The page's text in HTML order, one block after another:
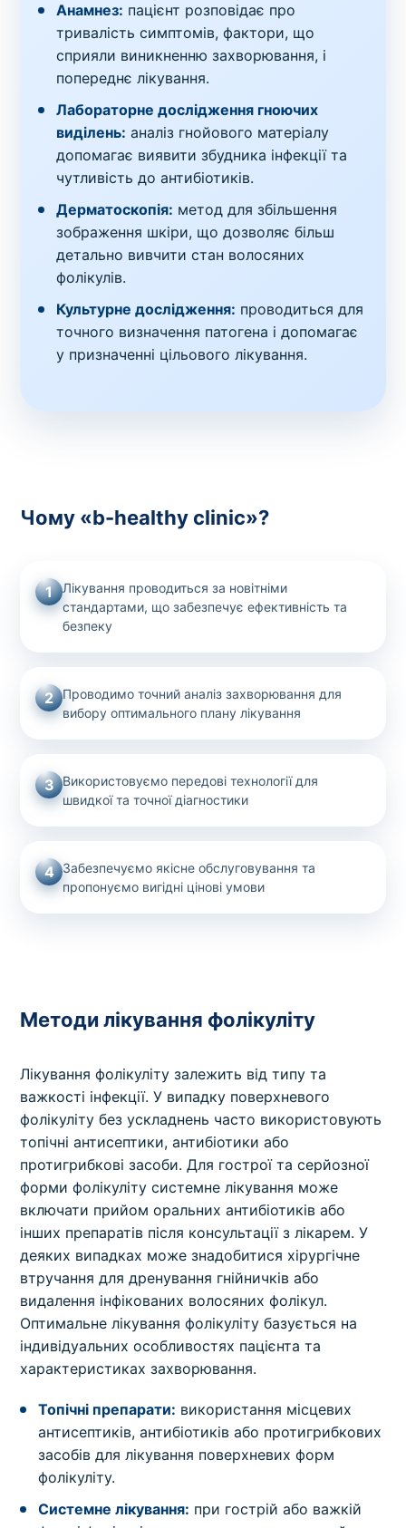
Анамнез: пацієнт розповідає про
тривалість симптомів, фактори, що
сприяли виникненню захворювання, і
попереднє лікування.
Лабораторне дослідження гноючих
виділень: аналіз гнойового матеріалу
допомагає виявити збудника інфекції та
чутливість до антибіотиків.
Дерматоскопія: метод для збільшення
зображення шкіри, що дозволяє більш
детально вивчити стан волосяних
фолікулів.
Культурне дослідження: проводиться для
точного визначення патогена і допомагає
у призначенні цільового лікування.
Чому «b-healthy clinic»?
1
Лікування проводиться за новітніми
стандартами, що забезпечує ефективність та
безпеку
2
Проводимо точний аналіз захворювання для
вибору оптимального плану лікування
3 Використовуємо передові технології для
швидкої та точної діагностики
4 Забезпечуємо якісне обслуговування та
пропонуємо вигідні цінові умови
Методи лікування фолікуліту
Лікування фолікуліту залежить від типу та
важкості інфекції. У випадку поверхневого
фолікуліту без ускладнень часто використовують
топічні антисептики, антибіотики або
протигрибкові засоби. Для гострої та серйозної
форми фолікуліту системне лікування може
включати прийом оральних антибіотиків або
інших препаратів після консультації з лікарем. У
деяких випадках може знадобитися хірургічне
втручання для дренування гнійничків або
видалення інфікованих волосяних фолікул.
Оптимальне лікування фолікуліту базується на
індивідуальних особливостях пацієнта та
характеристиках захворювання.
Топічні препарати: використання місцевих
антисептиків, антибіотиків або протигрибкових
засобів для лікування поверхневих форм
фолікуліту.
Системне лікування: при гострій або важкій